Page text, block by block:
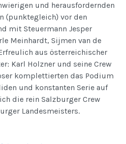
und herausfordernden
(punktegleich) vor den
mit Steuermann Jesper
e Meinhardt, Sijmen van de
aus österreichischer
Karl Holzner und seine Crew
komplettierten das Podium
und konstanten Serie auf
die rein Salzburger Crew
Landesmeisters.